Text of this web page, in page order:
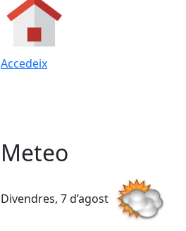
Accedeix
Meteo
Divendres, 7 d’agost